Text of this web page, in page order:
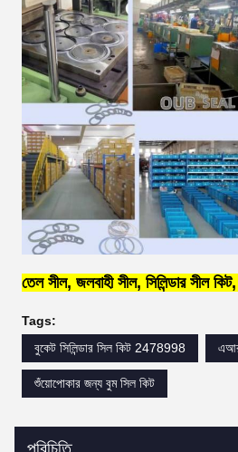
তেল সীল, জলবাহী সীল, সিলিন্ডার সীল
Tags:
বুকেট সিলিন্ডার সিল কিট 2478998
শুঁয়োপোকার জন্য বুম সিল কিট
পরিচিতি